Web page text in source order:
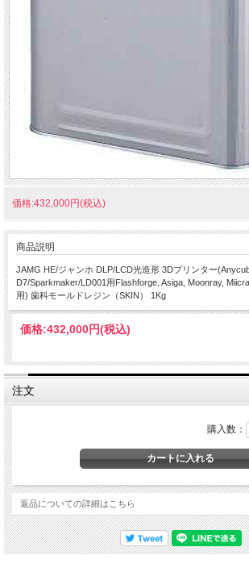
価格:432,000円(税込)
商品説明
JAMG HE/ジャンホ DLP/LCD光造形 3Dプリンター
D7/Sparkmaker/LD001用Flashforge, Asiga, Moonray,
用) 歯科モールドレジン（SKIN） 1Kg
価格:432,000円(税込)
注文
購入数：
返品についての詳細はこちら